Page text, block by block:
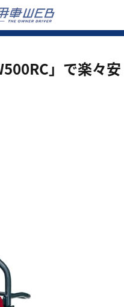
」で楽々安